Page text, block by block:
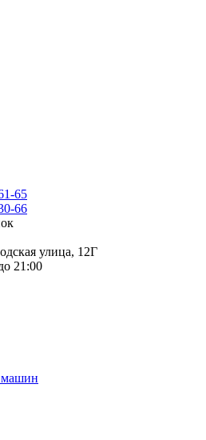
65
66
улица, 12Г
21:00
машин